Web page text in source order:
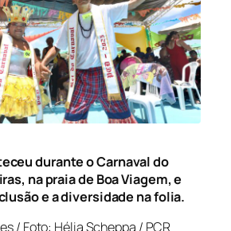
durante o Carnaval do
na praia de Boa Viagem, e
e a diversidade na folia.
/ Foto: Hélia Scheppa / PCR